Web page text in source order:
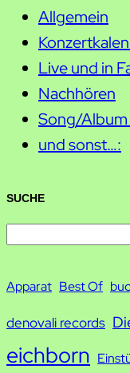
Allgemein
Live und in
Nachhören
Song/
und sonst…:
SUCHE
c
Apparat Best Of
denovali records
eichborn